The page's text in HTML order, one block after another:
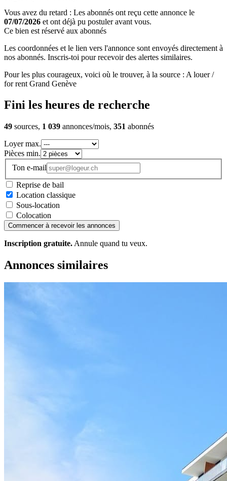
Vous avez du retard : Les abonnés ont reçu cette annonce le
07/07/2026 et ont déjà pu postuler avant vous.
Ce bien est réservé aux abonnés
Les coordonnées et le lien vers l'annonce sont envoyés directement à
nos abonnés. Inscris-toi pour recevoir des alertes similaires.
Pour les plus courageux, voici où le trouver, à la source : A louer /
for rent Grand Genève
Fini les heures de recherche
49 sources, 1 039 annonces/mois, 351 abonnés
Loyer max.
Pièces min.
Ton e-mail
Reprise de bail
Location classique
Sous-location
Colocation
Commencer à recevoir les annonces
Inscription gratuite. Annule quand tu veux.
Annonces similaires